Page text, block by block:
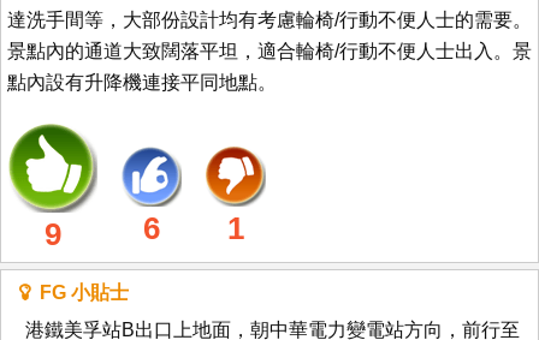
達洗手間等，大部份設計均有考慮輪椅/行動不便人士的需要。
景點內的通道大致闊落平坦，適合輪椅/行動不便人士出入。景
點內設有升降機連接平同地點。
9 6 1
FG 小貼士
港鐵美孚站B出口上地面，朝中華電力變電站方向，前行至